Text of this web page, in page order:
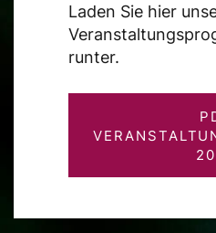
Laden Sie hier
runter.